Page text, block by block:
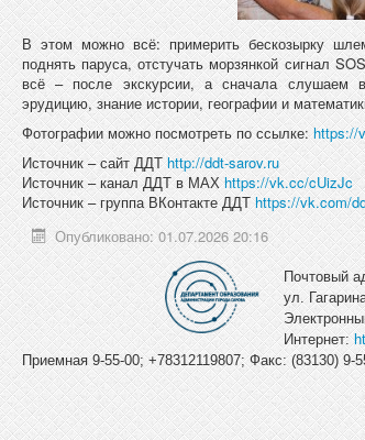
В этом можно всё: примерить бескозырку
поднять паруса, отстучать морзянкой сигнал
всё – после экскурсии, а сначала слушаем
эрудицию, знание истории, географии и
Фотографии можно посмотреть по ссылке:https://
Источник – сайт ДДТhttp://ddt-sarov.ru
Источник – канал ДДТ в МАХhttps://vk.cc/cUizJc
Источник – группа ВКонтакте ДДТhttps://vk.com/
Опубликовано: 01.07.2026 20:16
Почтовый
ул.
Интернет:
Приемная 9-55-00; +78312119807; Факс: (83130) 9-